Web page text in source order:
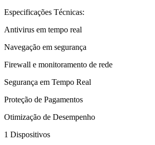
Especificações Técnicas:
Antivirus em tempo real
Navegação em segurança
Firewall e monitoramento de rede
Segurança em Tempo Real
Proteção de Pagamentos
Otimização de Desempenho
1 Dispositivos